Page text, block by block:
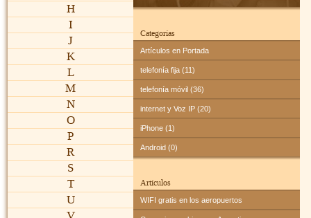
H
I
J
K
L
M
N
O
P
R
S
T
U
Categorías
Artículos en Portada
telefonía fija (11)
telefonía móvil (36)
internet y Voz IP (20)
iPhone (1)
Android (0)
Artículos
WIFI gratis en los aeropuertos